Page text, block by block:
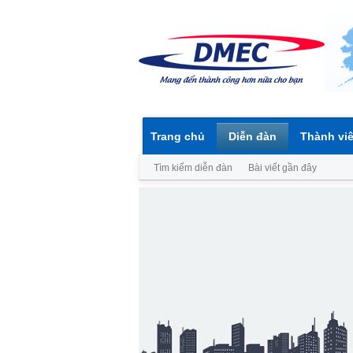
Trang chủ Diễn đàn
Tìm kiếm diễn đàn Bài viết gần đây
Thành